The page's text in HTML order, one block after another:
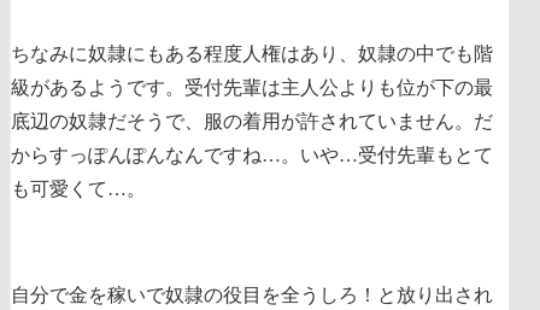
ちなみに奴隷にもある程度人権はあり、奴隷の中でも階
級があるようです。受付先輩は主人公よりも位が下の最
底辺の奴隷だそうで、服の着用が許されていません。だ
からすっぽんぽんなんですね…。いや…受付先輩もとて
も可愛くて…。
自分で金を稼いで奴隷の役目を全うしろ！と放り出され